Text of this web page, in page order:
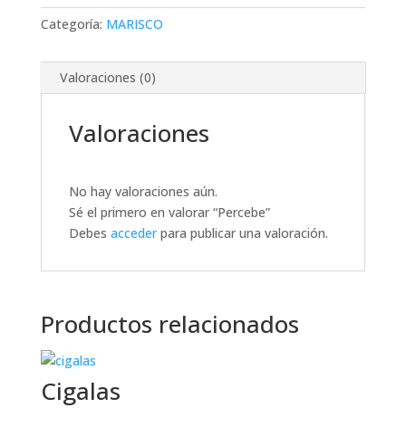
Categoría: MARISCO
Valoraciones (0)
Valoraciones
No hay valoraciones aún.
Sé el primero en valorar “Percebe”
Debes accederpara publicar una valoración.
Productos relacionados
Cigalas